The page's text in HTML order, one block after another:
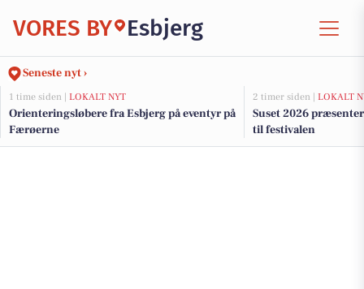
VORES BY Esbjerg
Seneste nyt ›
1 time siden | LOKALT NYT
Orienteringsløbere fra Esbjerg på eventyr på
Færøerne
2 timer siden | LOKALT
Suset 2026
til festivalen